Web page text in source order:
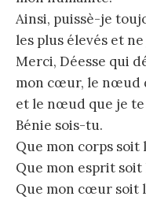
Ainsi, puissè-je
les plus élevés et
Merci, Déesse qui
mon cœur, le nœud
et le nœud que je
Bénie sois-tu.
Que mon corps soit
Que mon esprit soit
Que mon cœur soit